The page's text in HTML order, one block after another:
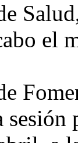
el
sesión